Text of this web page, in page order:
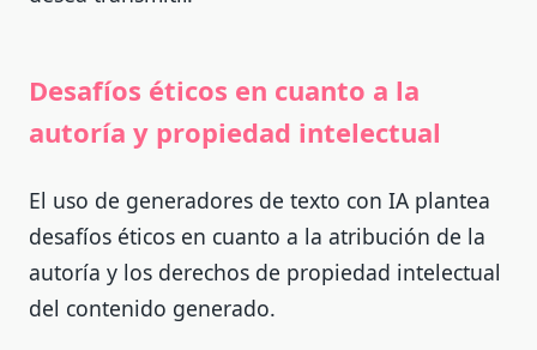
Desafíos éticos en cuanto a la
autoría y propiedad intelectual
El uso de generadores de texto con IA plantea
desafíos éticos en cuanto a la atribución de la
autoría y los derechos de propiedad intelectual
del contenido generado.